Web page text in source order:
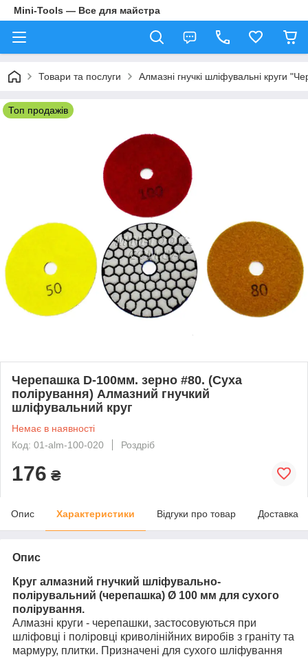
Mini-Tools — Все для майстра
Товари та послуги Алмазні гнучкі шліфувальні круги
Топ продажів
Черепашка D-100мм. зерно #80. (Суха
полірування) Алмазний гнучкий
шліфувальний круг
Немає в наявності
Код: 01-alm-100-020
Роздріб
176 ₴
Опис Характеристики Відгуки про товар Доставка
Опис
Круг алмазний гнучкий шліфувально-
полірувальний (черепашка) Ø 100 мм для сухого
полірування.
Алмазні круги - черепашки, застосовуються при
шліфовці і поліровці криволінійних виробів з граніту та
мармуру, плитки. Призначені для сухого шліфування